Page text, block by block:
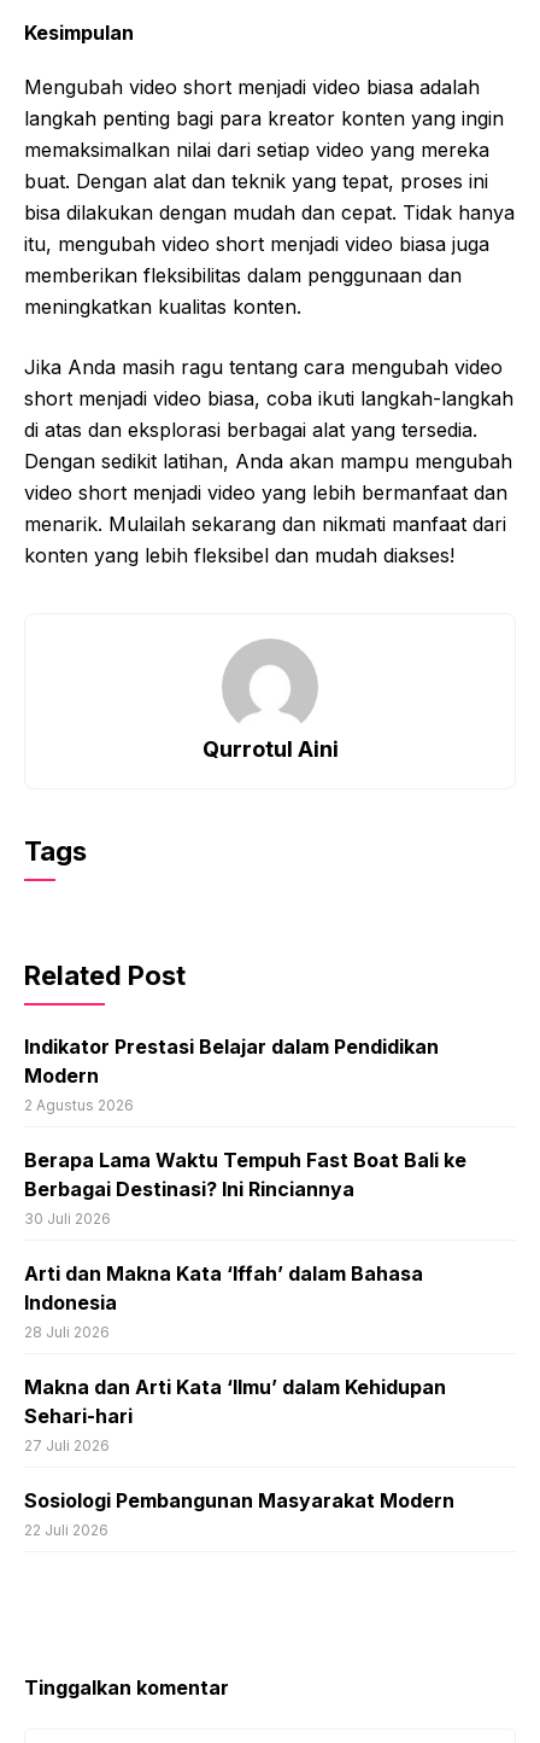
Kesimpulan
Mengubah video short menjadi video biasa adalah
langkah penting bagi para kreator konten yang ingin
memaksimalkan nilai dari setiap video yang mereka
buat. Dengan alat dan teknik yang tepat, proses ini
bisa dilakukan dengan mudah dan cepat. Tidak hanya
itu, mengubah video short menjadi video biasa juga
memberikan fleksibilitas dalam penggunaan dan
meningkatkan kualitas konten.
Jika Anda masih ragu tentang cara mengubah video
short menjadi video biasa, coba ikuti langkah-langkah
di atas dan eksplorasi berbagai alat yang tersedia.
Dengan sedikit latihan, Anda akan mampu mengubah
video short menjadi video yang lebih bermanfaat dan
menarik. Mulailah sekarang dan nikmati manfaat dari
konten yang lebih fleksibel dan mudah diakses!
Qurrotul Aini
Tags
Related Post
Indikator Prestasi Belajar dalam Pendidikan
Modern
2 Agustus 2026
Berapa Lama Waktu Tempuh Fast Boat Bali ke
Berbagai Destinasi? Ini Rinciannya
30 Juli 2026
Arti dan Makna Kata ‘Iffah’ dalam Bahasa
Indonesia
28 Juli 2026
Makna dan Arti Kata ‘Ilmu’ dalam Kehidupan
Sehari-hari
27 Juli 2026
Sosiologi Pembangunan Masyarakat Modern
22 Juli 2026
Tinggalkan komentar